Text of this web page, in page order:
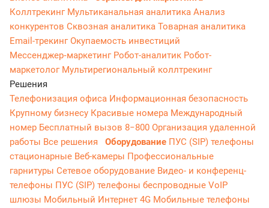
Коллтрекинг Мультиканальная аналитика Анализ
конкурентов Сквозная аналитика Товарная аналитика
Email-трекингОкупаемость инвестиций
Мессенджер‑маркетинг Робот-аналитик Робот-
маркетолог Мультирегиональный коллтрекинг
Решения
Телефонизация офиса Информационная безопасность
Крупному бизнесу Красивые номера Международный
номер Бесплатный вызов 8−800 Организация удаленной
работы Все решения Оборудование ПУС (SIP) телефоны
стационарные Веб-камеры Профессиональные
гарнитуры Сетевое оборудование Видео- и конференц-
телефоны ПУС (SIP) телефоны беспроводные VoIP
шлюзы Мобильный Интернет 4G Мобильные телефоны